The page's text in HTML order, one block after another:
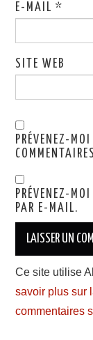
E-MAIL*
SITE WEB
PRÉVENEZ-
PRÉVENEZ-
PAR E-MAIL.
Ce site utilise
savoir plus sur
commentaires